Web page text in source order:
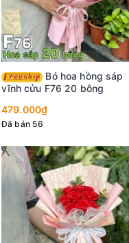
vĩnh cửu F76 20 bông
479.000₫
Đã bán 56